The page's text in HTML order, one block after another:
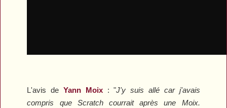
L'avis de Yann Moix: "J'y suis allé car j'avais
compris que Scratch courrait après une Moix.